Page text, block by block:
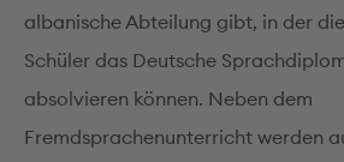
albanische Abteilung gibt, in der
Schüler das Deutsche
absolvieren können. Neben dem
Fremdsprachenunterricht werden